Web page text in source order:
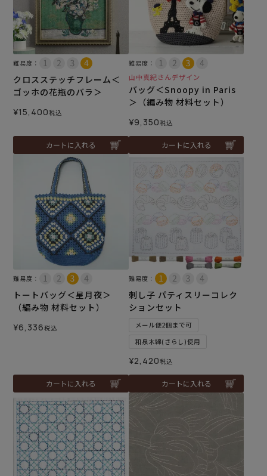
難易度：
クロスステッチフレーム＜
ゴッホの花瓶のバラ＞
¥15,400税込
カートに入れる
難易度：
山中真紀さんデザイン
バッグ＜Snoopy in Paris
＞（編み物 材料セット）
¥9,350税込
カートに入れる
難易度：
トートバッグ＜星月夜＞
（編み物 材料セット）
¥6,336税込
カートに入れる
難易度：
刺し子 パティスリーコレク
ションセット
メール便2個まで可
和泉木綿(さらし)使用
¥2,420税込
カートに入れる